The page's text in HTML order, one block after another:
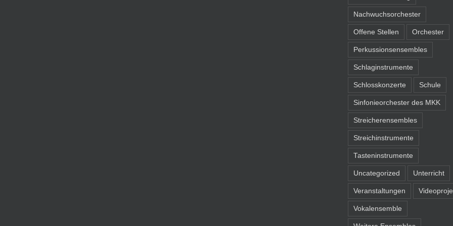
Nachwuchsorchester
Offene Stellen Orchester
Perkussionsensembles
Schlaginstrumente
Schlosskonzerte Schule
Sinfonieorchester des MKK
Streicherensembles
Streichinstrumente
Tasteninstrumente
Uncategorized Unterricht
Veranstaltungen
Vokalensemble